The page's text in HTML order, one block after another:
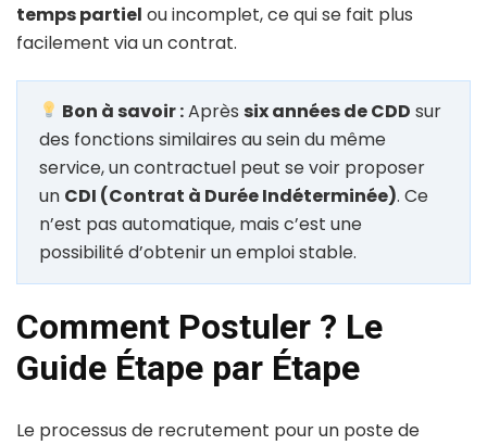
temps partiel ou incomplet, ce qui se fait plus
facilement via un contrat.
Bon à savoir :Aprèssix années de CDD sur
des fonctions similaires au sein du même
service, un contractuel peut se voir proposer
un CDI (Contrat à Durée Indéterminée). Ce
n’est pas automatique, mais c’est une
possibilité d’obtenir un emploi stable.
Comment Postuler ? Le
Guide Étape par Étape
Le processus de recrutement pour un poste de